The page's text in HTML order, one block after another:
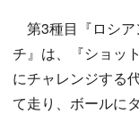
第3種目『ロシア
チ』は、『ショッ
にチャレンジする
て走り、ボールに